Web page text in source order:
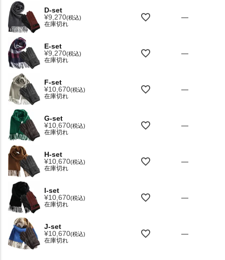
D-set
¥9,270 税込
在庫切れ
—
E-set
¥9,270 税込
在庫切れ
—
F-set
¥10,670 税込
在庫切れ
—
G-set
¥10,670 税込
在庫切れ
—
H-set
¥10,670 税込
在庫切れ
—
I-set
¥10,670 税込
在庫切れ
—
J-set
¥10,670 税込
在庫切れ
—